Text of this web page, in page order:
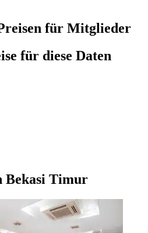
für Mitglieder
für diese Daten
Bekasi Timur